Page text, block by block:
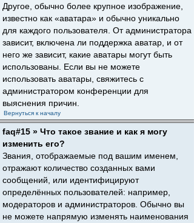
Другое, обычно более крупное изображение,
известно как «аватара» и обычно уникально
для каждого пользователя. От администратора
зависит, включена ли поддержка аватар, и от
него же зависит, какие аватары могут быть
использованы. Если вы не можете
использовать аватары, свяжитесь с
администратором конференции для
выяснения причин.
Вернуться к началу
faq#15 » Что такое звание и как я могу
изменить его?
Звания, отображаемые под вашим именем,
отражают количество созданных вами
сообщений, или идентифицируют
определённых пользователей: например,
модераторов и администраторов. Обычно вы
не можете напрямую изменять наименования